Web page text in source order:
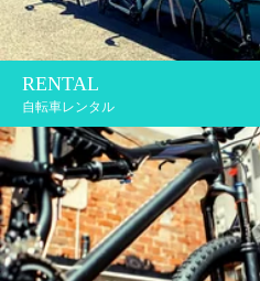
RENTAL
自転車レンタル